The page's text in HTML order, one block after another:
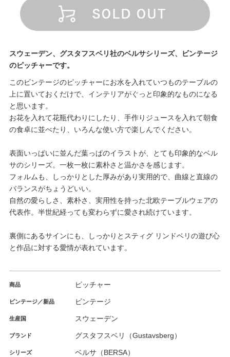
スウェーデン、グスタフスベリ社のベルサシリーズ、ビンテージ
のピッチャーです。
このビンテージのピッチャーにお水を入れていつものテーブルの
上に置いておくだけで、インテリアがぐっと印象的なものになる
と思います。
お花を入れて花瓶代わりにしたり、手作りジュースを入れて朝食
の食卓に並べたり、いろんな使い方で楽しんでください。
表面いっぱいに並んだ葉っぱのイラストが、とても印象的なベル
サのシリーズ。一枚一枚に素朴さと温かさを感じます。
フォルムも、しっかりとした厚みがあり実用的で、曲線と直線の
バランスがちょうどいい。
自然の愛らしさ、素朴さ、実用性を持った北欧テーブルウェアの
代表作。半世紀経っても変わらずに愛され続けています。
裏側にあるサインにも、しっかりとスティグ リンドベリの遊び心
と作品に対する愛情が表れています。
商品 ピッチャー
ビンテージ／新品 ビンテージ
生産国 スウェーデン
ブランド グスタフスベリ（Gustavsberg）
シリーズ ベルサ（BERSA）